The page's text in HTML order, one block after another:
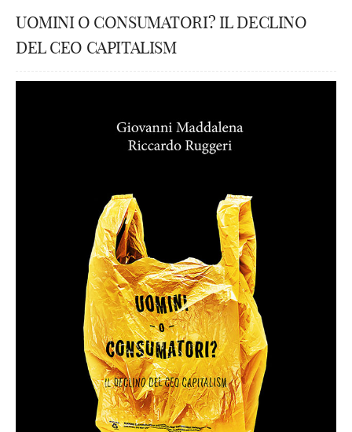
UOMINI O CONSUMATORI? IL DECLINO
DEL CEO CAPITALISM